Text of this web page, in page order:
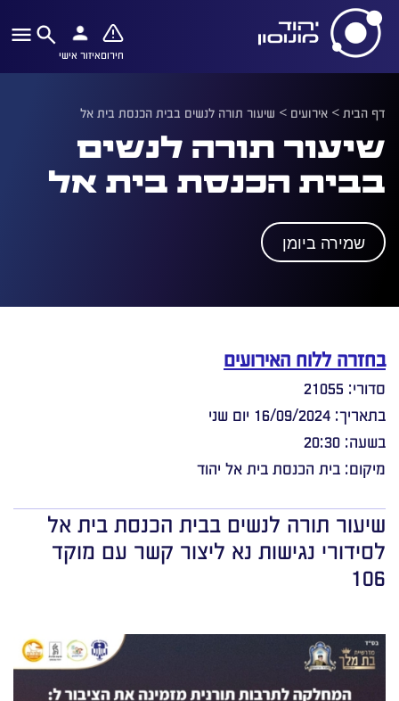
חירוםאיזור אישי
דף הבית> אירועים > שיעור תורה לנשים בבית הכנסת בית אל
שיעור תורה לנשים
בבית הכנסת בית אל
שמירה ביומן
בחזרה ללוח האירועים
סדורי: 21055
בתאריך: 16/09/2024 יום שני
בשעה: 20:30
מיקום: בית הכנסת בית אל יהוד
שיעור תורה לנשים בבית הכנסת בית אל
לסידורי נגישות נא ליצור קשר עם מוקד
106